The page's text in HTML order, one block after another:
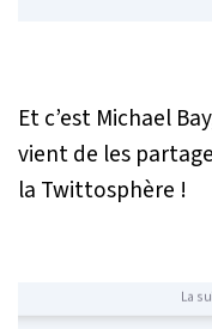
Et c’est Michael
vient de les
la Twittosphère !
La